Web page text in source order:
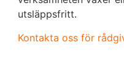
utsläppsfritt.
Kontakta oss för